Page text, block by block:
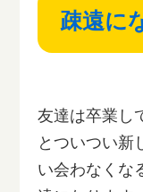
疎遠に
友達は卒業し
とついつい新
い会わなくな